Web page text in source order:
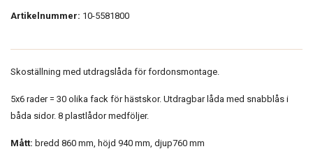
Artikelnummer: 10-5581800
Skoställning med utdragslåda för fordonsmontage.
5x6 rader = 30 olika fack för hästskor. Utdragbar låda med snabblås i
båda sidor. 8 plastlådor medföljer.
Mått: bredd 860 mm, höjd 940 mm, djup760 mm